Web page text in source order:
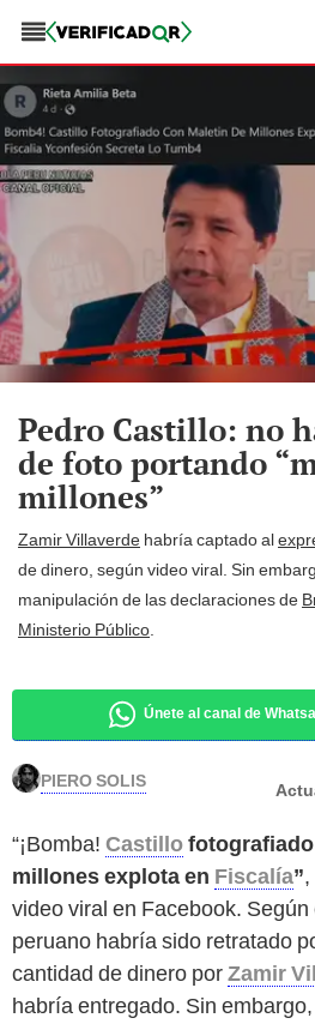
Pedro Castillo: no
de foto portando
millones”
Zamir Villaverde habría captado al
de dinero, según video viral. Sin
manipulación de las declaraciones de
Ministerio Público.
Únete al canal de
PIERO SOLIS
“¡Bomba! Castillo
millones explota en Fiscalía”
video viral en Facebook.
peruano habría sido retratado
cantidad de dinero porZamir
habría entregado. Sin embargo,